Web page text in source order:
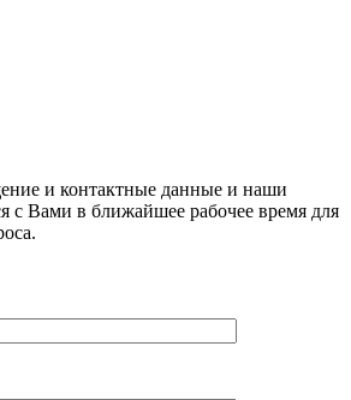
и контактные данные и наши
с Вами в ближайшее рабочее время для